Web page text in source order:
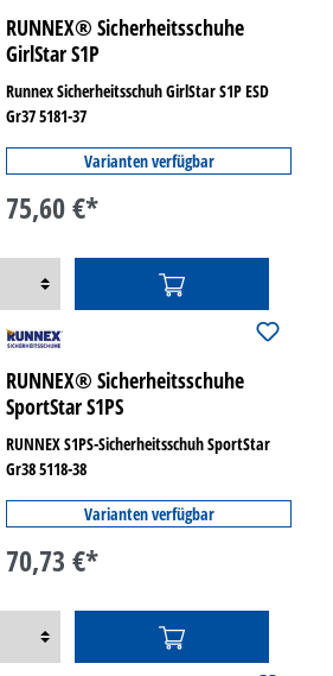
RUNNEX® Sicherheitsschuhe
GirlStar S1P
Runnex Sicherheitsschuh GirlStar S1P ESD
Gr37 5181-37
Varianten verfügbar
75,60 €*
RUNNEX® Sicherheitsschuhe
SportStar S1PS
RUNNEX S1PS-Sicherheitsschuh SportStar
Gr38 5118-38
Varianten verfügbar
70,73 €*